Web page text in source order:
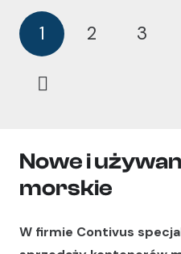
1 2 3
Nowe i
morskie
W firmie Contivus